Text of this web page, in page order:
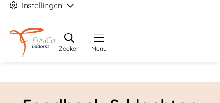
Instellingen
Menu
Zoeken